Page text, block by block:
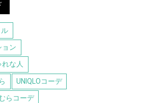
ョン
な人
UNIQLOコーデ
らコーデ